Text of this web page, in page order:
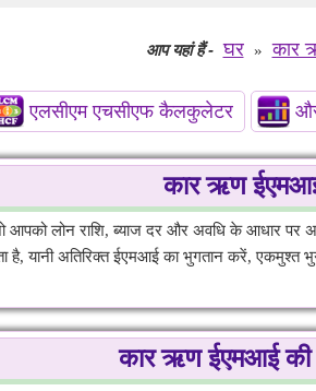
आप यहां हैं- घर » कार
एलसीएम एचसीएफ कैलकुलेटर
कार ऋण
लोन राशि, ब्याज दर और अवधि के आधार पर
है, यानी अतिरिक्त ईएमआई का भुगतान करें,
कार ऋण ईएमआई की